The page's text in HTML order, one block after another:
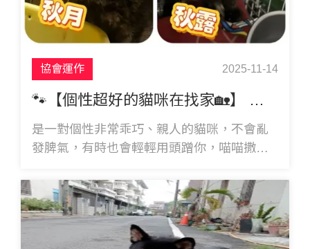
協會運作 2025-11-14
🐾【個性超好的貓咪在找家🏡】 秋月跟秋露
是一對個性非常乖巧、親人的貓咪，不會亂
發脾氣，有時也會輕輕用頭蹭你，喵喵撒
家❤️」 在協會